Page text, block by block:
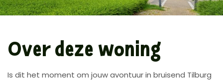
Over deze woning
Is dit het moment om jouw avontuur in bruisend Tilburg